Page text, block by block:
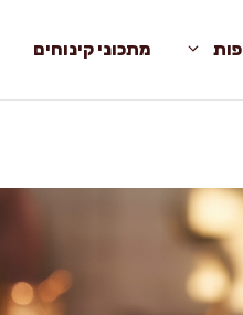
מתכוני קינוחים